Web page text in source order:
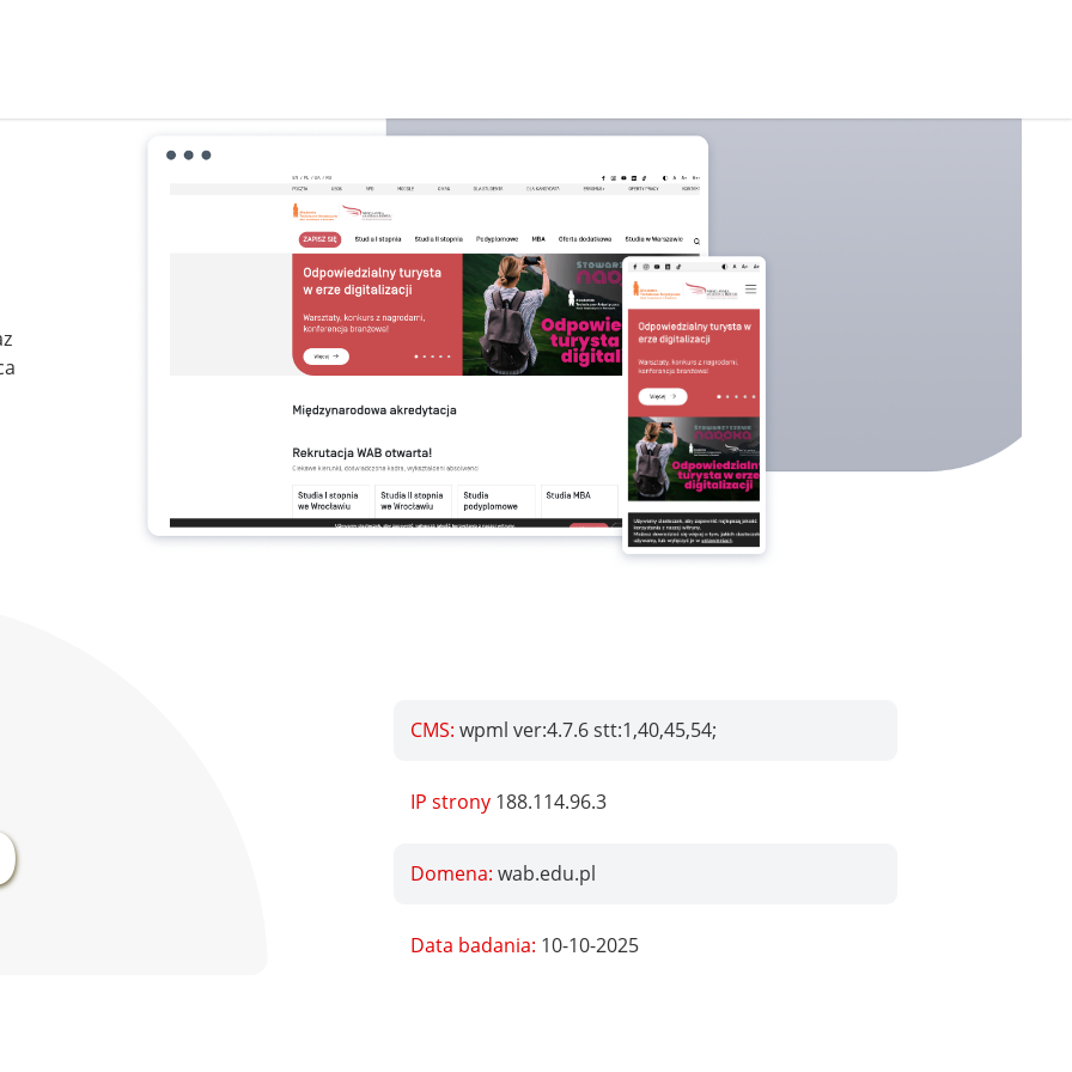
CMS: wpml ver:4.7.6 stt:1,40,45,54;
IP strony 188.114.96.3
Domena: wab.edu.pl
Data badania: 10-10-2025